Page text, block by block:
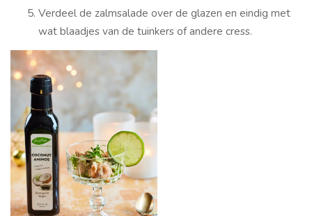
Verdeel de zalmsalade over de glazen en eindig met
wat blaadjes van de tuinkers of andere cress.